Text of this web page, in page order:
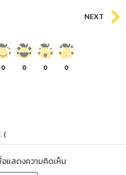
NEXT
0 0 0 0
(
อแสดงความคิดเห็น